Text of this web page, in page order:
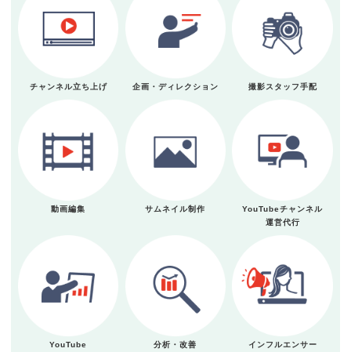
チャンネル立ち上げ 企画・ディレクション 撮影スタッフ手配
動画編集 サムネイル制作
YouTubeチャンネル
運営代行
YouTube
分析・改善
インフルエンサー